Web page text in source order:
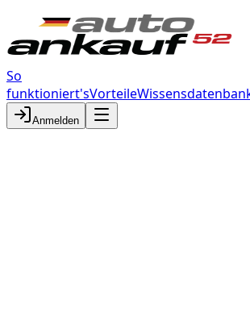
So
funktioniert'sVorteile
Anmelden